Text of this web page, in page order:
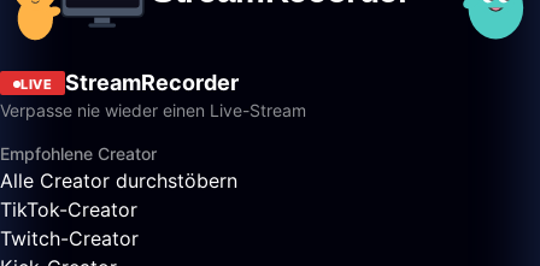
LIVE StreamRecorder
Verpasse nie wieder einen Live-Stream
Empfohlene Creator
Alle Creator durchstöbern
TikTok-Creator
Twitch-Creator